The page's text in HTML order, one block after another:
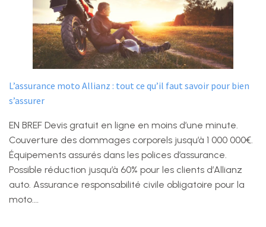
L’assurance moto Allianz : tout ce qu’il faut savoir pour bien
s’assurer
EN BREF Devis gratuit en ligne en moins d’une minute.
Couverture des dommages corporels jusqu’à 1 000 000€.
Équipements assurés dans les polices d’assurance.
Possible réduction jusqu’à 60% pour les clients d’Allianz
auto. Assurance responsabilité civile obligatoire pour la
moto.…